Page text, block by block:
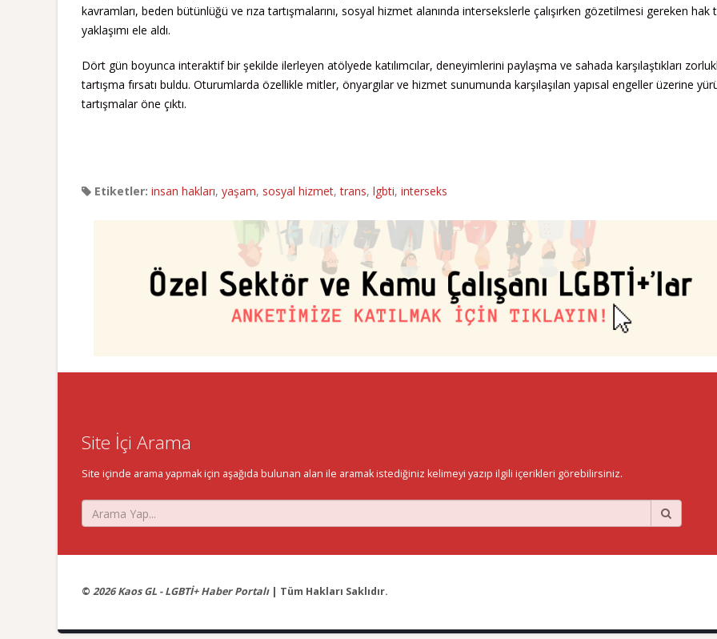
kavramları, beden bütünlüğü ve rıza tartışmalarını, sosyal hizmet alanında intersekslerle çalışırken gözetilmesi gereken hak
yaklaşımı ele aldı.
Dört gün boyunca interaktif bir şekilde ilerleyen atölyede katılımcılar, deneyimlerini paylaşma ve sahada karşılaştıkları
tartışma fırsatı buldu. Oturumlarda özellikle mitler, önyargılar ve hizmet sunumunda karşılaşılan yapısal engeller üzerine
tartışmalar öne çıktı.
Etiketler: insan hakları, yaşam, sosyal hizmet,trans, lgbti, interseks
Site İçi Arama
Site içinde arama yapmak için aşağıda bulunan alan ile aramak istediğiniz kelimeyi yazıp ilgili içerikleri görebilirsiniz.
© 2026 Kaos GL - LGBTİ+ Haber Portalı| Tüm Hakları Saklıdır.